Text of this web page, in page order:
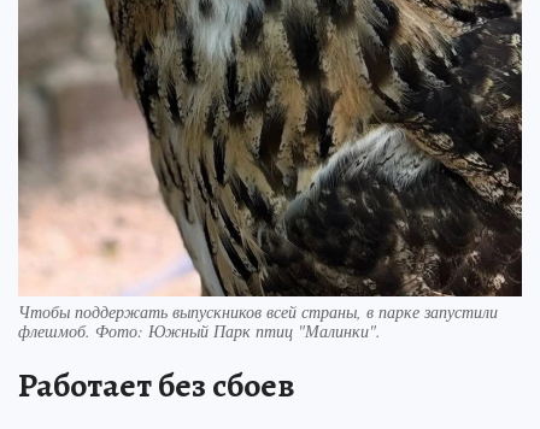
Чтобы поддержать выпускников всей страны, в парке запустили
флешмоб. Фото: Южный Парк птиц "Малинки".
Работает без сбоев